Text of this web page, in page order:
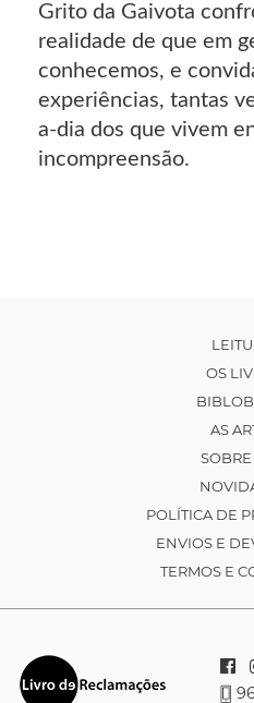
Grito da Gaivota
realidade de que em
conhecemos, e
experiências, tantas
a-dia dos que vivem
incompreensão.
OS
AS
POLÍTICA DE
ENVIOS E
TERMOS E